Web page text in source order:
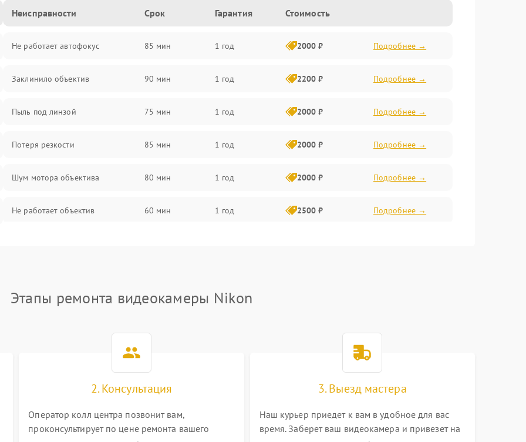
Неисправности Срок Гарантия Стоимость
Не работает автофокус 85 мин 1 год 2000 ₽ Подробнее →
Заклинило объектив 90 мин 1 год 2200 ₽ Подробнее →
Пыль под линзой 75 мин 1 год 2000 ₽ Подробнее →
Потеря резкости 85 мин 1 год 2000 ₽ Подробнее →
Шум мотора объектива 80 мин 1 год 2000 ₽ Подробнее →
Не работает объектив 60 мин 1 год 2500 ₽ Подробнее →
Плохое качество изображения
Этапы ремонта видеокамеры Nikon
2. Консультация
Оператор колл центра позвонит вам,
проконсультирует по цене ремонта вашего
3. Выезд мастера
Наш курьер приедет к вам в удобное для вас
время. Заберет ваш видеокамера и привезет на